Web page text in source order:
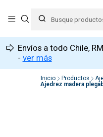
Envíos a todo Chile,
- ver más
Inicio Productos
Ajedrez madera